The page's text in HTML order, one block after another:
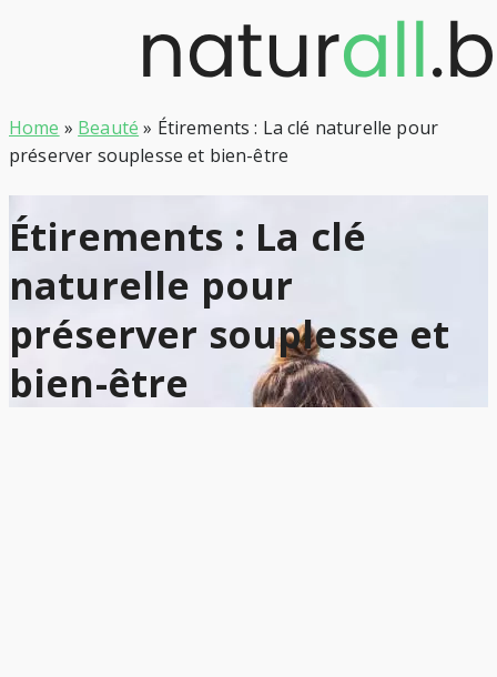
Home » Beauté » Étirements : La clé naturelle pour
préserver souplesse et bien-être
Étirements : La clé
naturelle pour
préserver souplesse et
bien-être